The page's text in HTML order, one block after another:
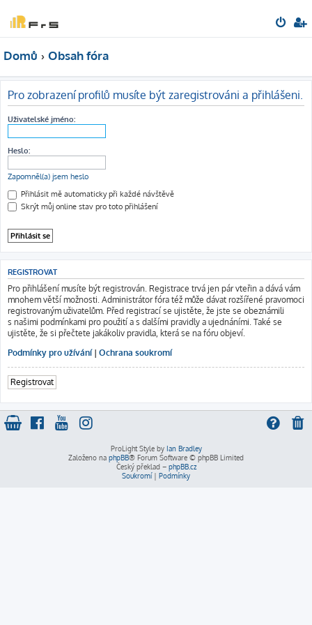
Domů Obsah fóra
Pro zobrazení profilů musíte být zaregistrováni a přihlášeni.
Uživatelské jméno:
Heslo:
Zapomněl(a) jsem heslo
Přihlásit mě automaticky při každé návštěvě
Skrýt můj online stav pro toto přihlášení
REGISTROVAT
Pro přihlášení musíte být registrován. Registrace trvá jen pár vteřin a dává vám
mnohem větší možnosti. Administrátor fóra též může dávat rozšířené pravomoci
registrovaným uživatelům. Před registrací se ujistěte, že jste se obeznámili
s našimi podmínkami pro použití a s dalšími pravidly a ujednáními. Také se
ujistěte, že si přečtete jakákoliv pravidla, která se na fóru objeví.
Podmínky pro užívání| Ochrana soukromí
Registrovat
ProLight Style by Ian Bradley
Založeno na phpBB® Forum Software © phpBB Limited
Český překlad – phpBB.cz
Soukromí| Podmínky